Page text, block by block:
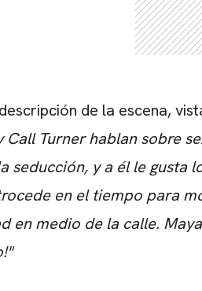
de la escena,
Call Turner hablan sobre
seducción, y a él le gusta
en el tiempo para
en medio de la calle.
"